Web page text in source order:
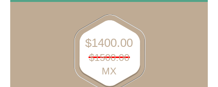
$1400.00
$1500.00
MX